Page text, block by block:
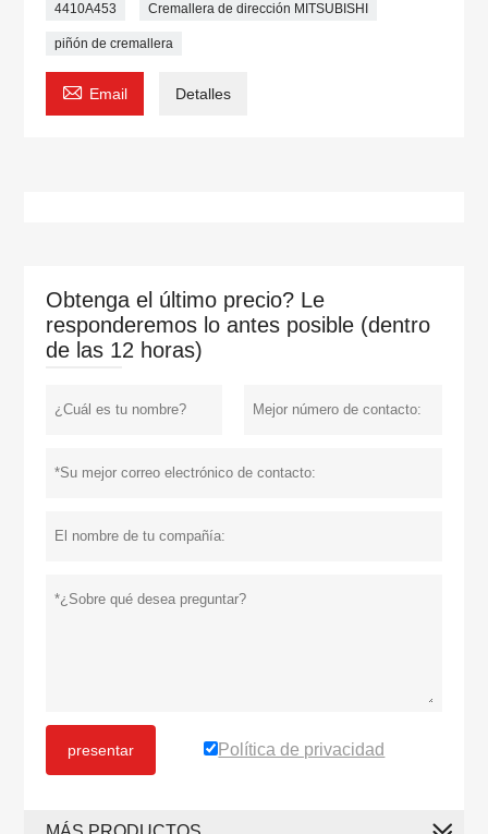
4410A453 Cremallera de dirección MITSUBISHI
piñón de cremallera
 Email Detalles
Obtenga el último precio? Le
responderemos lo antes posible (dentro
de las 12 horas)
presentar Política de privacidad